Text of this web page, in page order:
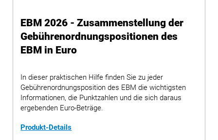
EBM 2026 - Zusammenstellung der
Gebührenordnungspositionen des
EBM in Euro
In dieser praktischen Hilfe finden Sie zu jeder
Gebührenordnungsposition des EBM die wichtigsten
Informationen, die Punktzahlen und die sich daraus
ergebenden Euro-Beträge.
Produkt-Details